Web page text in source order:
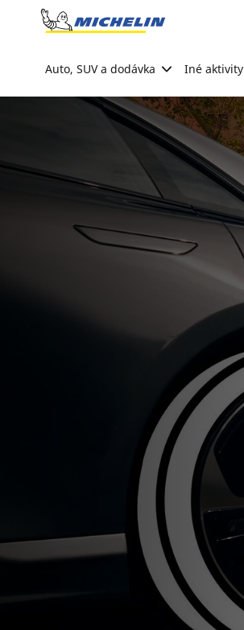
Go to page content
Auto, SUV a dodávka Iné aktivity